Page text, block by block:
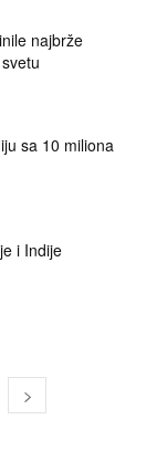
najbrže
sa 10 miliona
i Indije